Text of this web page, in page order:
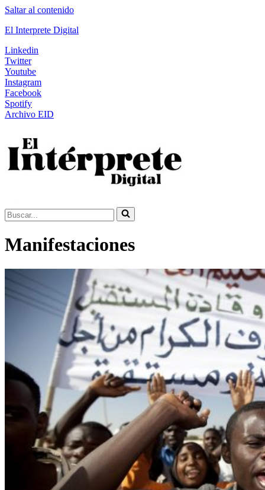
Saltar al contenido
El Interprete Digital
Linkedin
Twitter
Youtube
Instagram
Facebook
Spotify
Archivo EID
Buscar...
Manifestaciones